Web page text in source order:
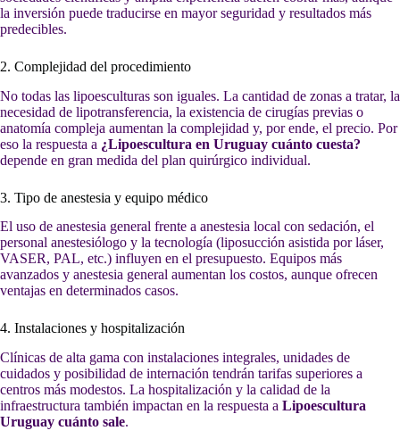
la inversión puede traducirse en mayor seguridad y resultados más
predecibles.
2. Complejidad del procedimiento
No todas las lipoesculturas son iguales. La cantidad de zonas a tratar, la
necesidad de lipotransferencia, la existencia de cirugías previas o
anatomía compleja aumentan la complejidad y, por ende, el precio. Por
eso la respuesta a ¿Lipoescultura en Uruguay cuánto cuesta?
depende en gran medida del plan quirúrgico individual.
3. Tipo de anestesia y equipo médico
El uso de anestesia general frente a anestesia local con sedación, el
personal anestesiólogo y la tecnología (liposucción asistida por láser,
VASER, PAL, etc.) influyen en el presupuesto. Equipos más
avanzados y anestesia general aumentan los costos, aunque ofrecen
ventajas en determinados casos.
4. Instalaciones y hospitalización
Clínicas de alta gama con instalaciones integrales, unidades de
cuidados y posibilidad de internación tendrán tarifas superiores a
centros más modestos. La hospitalización y la calidad de la
infraestructura también impactan en la respuesta a Lipoescultura
Uruguay cuánto sale.